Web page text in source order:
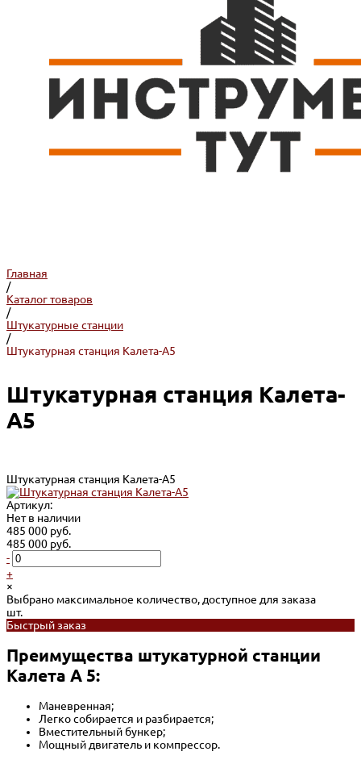
Главная
/
Каталог товаров
/
Штукатурные станции
/
Штукатурная станция Калета-А5
Штукатурная станция Калета-
А5
Штукатурная станция Калета-А5
Артикул:
Нет в наличии
485 000 руб.
485 000 руб.
-
+
×
Выбрано максимальное количество, доступное для заказа
шт.
Быстрый заказ
Преимущества штукатурной станции
Калета А 5:
Маневренная;
Легко собирается и разбирается;
Вместительный бункер;
Мощный двигатель и компрессор.